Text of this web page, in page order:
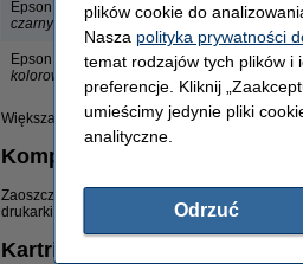
Epson 27
czarny
6,2 ml
Epson 27
kolorowy
3,6 ml
Większa pojemność, niższa cena i
Komplety tuszów do drukarki
Zaoszczędź jeszcze więcej wybierając
drukarki Epson. Dzięki nim zamawiasz
Kartridże czyszczące do
plików cookie do
Nasza polityka prywatności
temat rodzajów tych plików i
preferencje. Kliknij
umieścimy jedynie pliki
analityczne.
Odrzuć